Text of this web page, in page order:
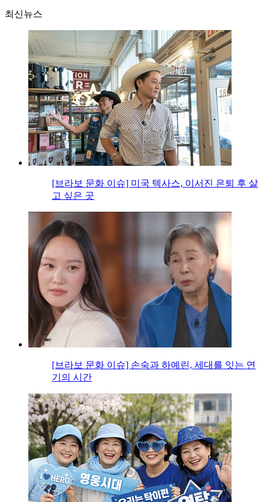
최신뉴스
[브라보 문화 이슈] 미국 텍사스, 이서진 은퇴 후 살
고 싶은 곳
[브라보 문화 이슈] 손숙과 하예린, 세대를 잇는 연
기의 시간